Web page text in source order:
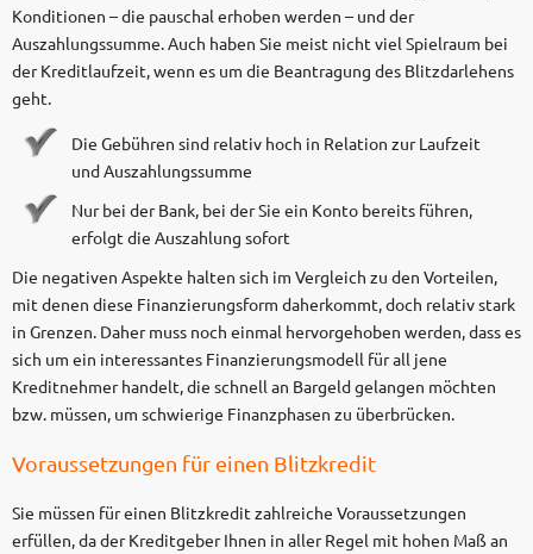
Konditionen – die pauschal erhoben werden – und der
Auszahlungssumme. Auch haben Sie meist nicht viel Spielraum bei
der Kreditlaufzeit, wenn es um die Beantragung des Blitzdarlehens
geht.
Die Gebühren sind relativ hoch in Relation zur Laufzeit
und Auszahlungssumme
Nur bei der Bank, bei der Sie ein Konto bereits führen,
erfolgt die Auszahlung sofort
Die negativen Aspekte halten sich im Vergleich zu den Vorteilen,
mit denen diese Finanzierungsform daherkommt, doch relativ stark
in Grenzen. Daher muss noch einmal hervorgehoben werden, dass es
sich um ein interessantes Finanzierungsmodell für all jene
Kreditnehmer handelt, die schnell an Bargeld gelangen möchten
bzw. müssen, um schwierige Finanzphasen zu überbrücken.
Voraussetzungen für einen Blitzkredit
Sie müssen für einen Blitzkredit zahlreiche Voraussetzungen
erfüllen, da der Kreditgeber Ihnen in aller Regel mit hohen Maß an